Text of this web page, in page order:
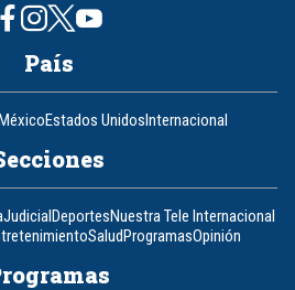
País
Estados UnidosInternacional
JudicialDeportesNuestra Tele Internacional
SaludProgramasOpinión